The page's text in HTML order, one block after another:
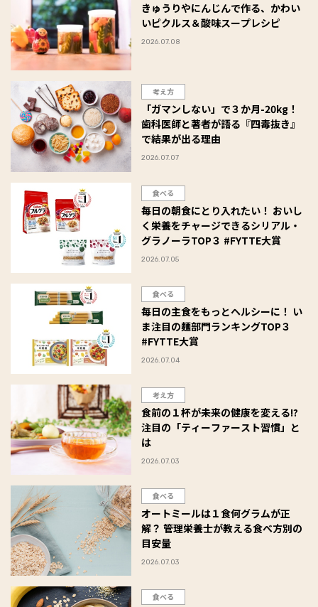
きゅうりやにんじんで作る、かわい
いピクルス＆酸味スープレシピ
2026.07.08
考え方
「ガマンしない」で３か月-20kg！
歯科医師と著者が語る『四毒抜き』
で結果が出る理由
2026.07.07
食べる
毎日の朝食にとり入れたい！ おいし
く栄養をチャージできるシリアル・
グラノーラTOP３ #FYTTE大賞
2026.07.05
食べる
毎日の主食をもっとヘルシーに！ い
ま注目の麺部門ランキングTOP３
#FYTTE大賞
2026.07.04
考え方
食前の１杯が未来の健康を変える!?
注目の「ティーファースト習慣」と
は
2026.07.03
食べる
オートミールは１食何グラムが正
解？ 管理栄養士が教える食べ方別の
目安量
2026.07.03
食べる